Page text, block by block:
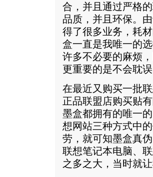
合，并且通过严格
品质，并且环保。
得了很多业务，耗
盒一直是我唯一的
许多不必要的麻烦
更重要的是不会耽
在最近又购买一批
正品联盟店购买贴
墨盒都拥有的唯一
想网站三种方式中
劳，就可知墨盒真
联想笔记本电脑、
之多之大，当时就